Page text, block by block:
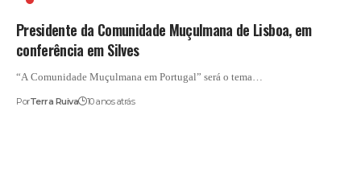
Presidente da Comunidade Muçulmana de Lisboa, em
conferência em Silves
“A Comunidade Muçulmana em Portugal” será o tema…
PorTerra Ruiva 10 anos atrás